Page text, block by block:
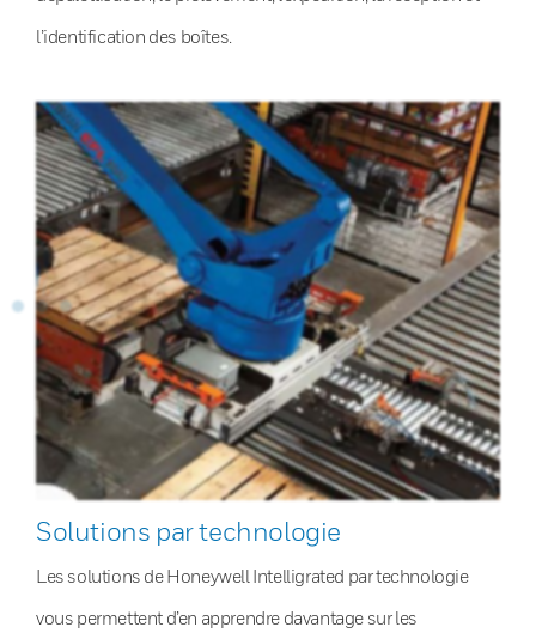
l’identification des boîtes.
Solutions par technologie
Les solutions de Honeywell Intelligrated par technologie
vous permettent d’en apprendre davantage sur les